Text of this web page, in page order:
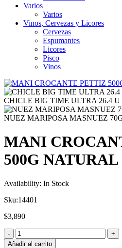
Varios
Varios
Vinos, Cervezas y Licores
Cervezas
Espumantes
Licores
Pisco
Vinos
CHICLE BIG TIME ULTRA 26.4 U
NUEZ MARIPOSA MASNUEZ
MANI
500G NATURAL
Availability: In Stock
Sku:14401
$3,890
Añadir al carrito